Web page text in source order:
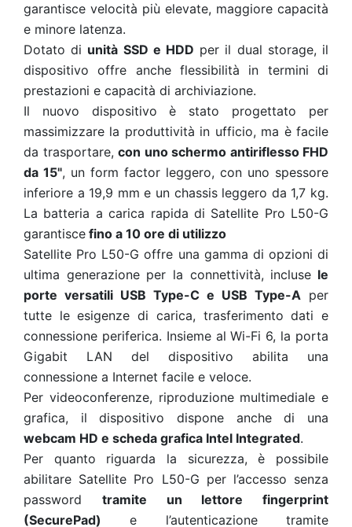
garantisce velocità più elevate, maggiore capacità
e minore latenza.
Dotato di unità SSD e HDD per il dual storage, il
dispositivo offre anche flessibilità in termini di
prestazioni e capacità di archiviazione.
Il nuovo dispositivo è stato progettato per
massimizzare la produttività in ufficio, ma è facile
da trasportare, con uno schermo antiriflesso FHD
da 15", un form factor leggero, con uno spessore
inferiore a 19,9 mm e un chassis leggero da 1,7 kg.
La batteria a carica rapida di Satellite Pro L50-G
garantisce fino a 10 ore di utilizzo
Satellite Pro L50-G offre una gamma di opzioni di
ultima generazione per la connettività, incluse le
porte versatili USB Type-C e USB Type-A per
tutte le esigenze di carica, trasferimento dati e
connessione periferica. Insieme al Wi-Fi 6, la porta
Gigabit LAN del dispositivo abilita una
connessione a Internet facile e veloce.
Per videoconferenze, riproduzione multimediale e
grafica, il dispositivo dispone anche di una
webcam HD e scheda grafica Intel Integrated.
Per quanto riguarda la sicurezza, è possibile
abilitare Satellite Pro L50-G per l’accesso senza
password tramite un lettore fingerprint
(SecurePad) e l’autenticazione tramite